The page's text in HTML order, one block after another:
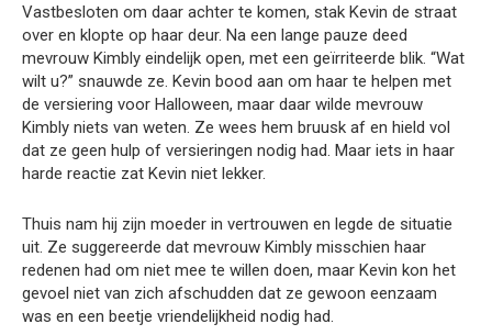
Vastbesloten om daar achter te komen, stak Kevin de straat
over en klopte op haar deur. Na een lange pauze deed
mevrouw Kimbly eindelijk open, met een geïrriteerde blik. “Wat
wilt u?” snauwde ze. Kevin bood aan om haar te helpen met
de versiering voor Halloween, maar daar wilde mevrouw
Kimbly niets van weten. Ze wees hem bruusk af en hield vol
dat ze geen hulp of versieringen nodig had. Maar iets in haar
harde reactie zat Kevin niet lekker.
Thuis nam hij zijn moeder in vertrouwen en legde de situatie
uit. Ze suggereerde dat mevrouw Kimbly misschien haar
redenen had om niet mee te willen doen, maar Kevin kon het
gevoel niet van zich afschudden dat ze gewoon eenzaam
was en een beetje vriendelijkheid nodig had.